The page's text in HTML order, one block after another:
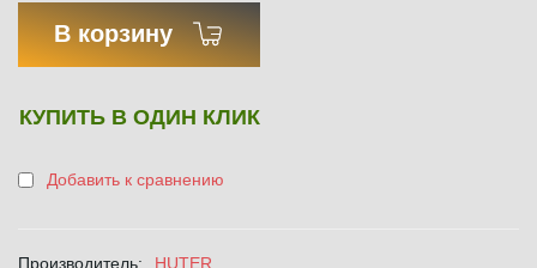
В корзину
КУПИТЬ В ОДИН КЛИК
Добавить к сравнению
Производитель: HUTER